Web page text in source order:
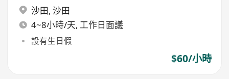
沙田, 沙田
4~8小時/天, 工作日面議
設有生日假
$60/小時